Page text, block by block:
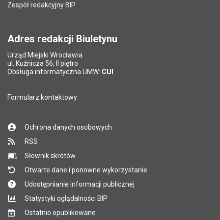
Pytanie antyspamowe
*
Pole wymagane
Zespół redakcyjny BIP
Adres redakcji Biuletynu
Urząd Miejski Wrocławia
ul. Kuźnicza 56, II piętro
Obsługa informatyczna UMW: CUI
Formularz kontaktowy
Ochrona danych osobowych
RSS
Słownik skrótów
Otwarte dane i ponowne wykorzystanie
Udostępnianie informacji publicznej
Statystyki oglądalności BIP
Ostatnio opublikowane